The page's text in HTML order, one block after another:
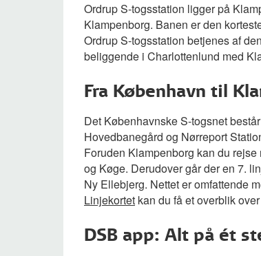
Ordrup S-togsstation ligger på
Klampenborg. Banen er den
Ordrup S-togsstation betjenes af
beliggende i Charlottenlund med
Fra København til
Det Københavnske S-togsnet
Hovedbanegård og Nørreport
Foruden Klampenborg kan du
og Køge. Derudover går der en 7.
Ny Ellebjerg. Nettet er omfattende
Linjekortet kan du få et overblik
DSB app: Alt på ét